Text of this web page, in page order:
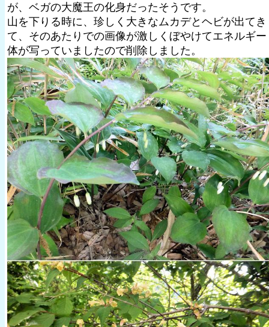
が、ベガの大魔王の化身だったそうです。
山を下りる時に、珍しく大きなムカデとヘビが出てき
て、そのあたりでの画像が激しくぼやけてエネルギー
体が写っていましたので削除しました。